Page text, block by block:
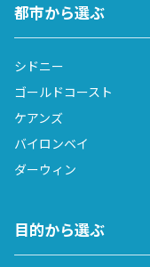
エルシス・シドニ
都市から選ぶ
シドニー
ゴールドコースト
ケアンズ
バイロンベイ
ダーウィン
目的から選ぶ